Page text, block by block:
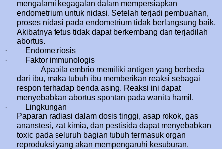
mengalami kegagalan dalam mempersiapkan
endometrium untuk nidasi. Setelah terjadi pembuahan,
proses nidasi pada endometrium tidak berlangsung baik.
Akibatnya fetus tidak dapat berkembang dan terjadilah
abortus.
· Endometriosis
· Faktor immunologis
Apabila embrio memiliki antigen yang berbeda
dari ibu, maka tubuh ibu memberikan reaksi sebagai
respon terhadap benda asing. Reaksi ini dapat
menyebabkan abortus spontan pada wanita hamil.
· Lingkungan
Paparan radiasi dalam dosis tinggi, asap rokok, gas
ananstesi, zat kimia, dan pestisida dapat menyebabkan
toxic pada seluruh bagian tubuh termasuk organ
reproduksi yang akan mempengaruhi kesuburan.